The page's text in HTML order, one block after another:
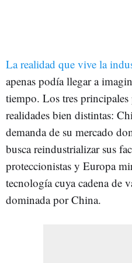
La realidad que vive la
apenas podía llegar a
tiempo. Los tres
realidades bien distintas:
demanda de su mercado
busca reindustrializar sus
proteccionistas y Europa
tecnología cuya cadena de
dominada por China.